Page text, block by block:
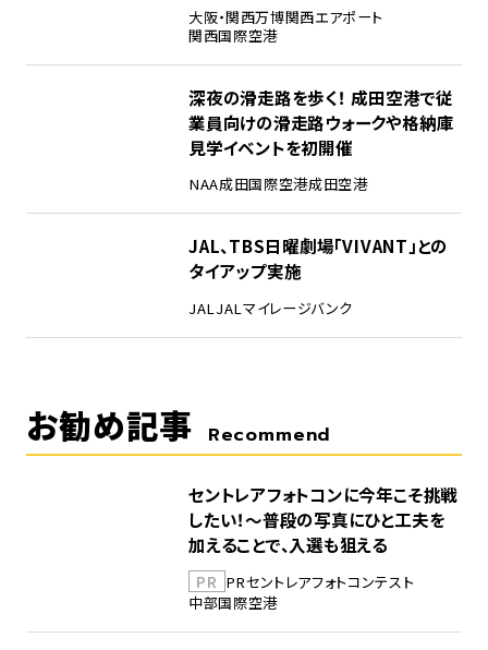
大阪・関西万博関西エアポート
関西国際空港
深夜の滑走路を歩く！ 成田空港で従
業員向けの滑走路ウォークや格納庫
見学イベントを初開催
NAA成田国際空港成田空港
JAL、TBS日曜劇場「VIVANT」との
タイアップ実施
JAL JALマイレージバンク
お勧め記事 Recommend
セントレアフォトコンに今年こそ挑戦
したい！～普段の写真にひと工夫を
加えることで、入選も狙える
PR PRセントレアフォトコンテスト
中部国際空港